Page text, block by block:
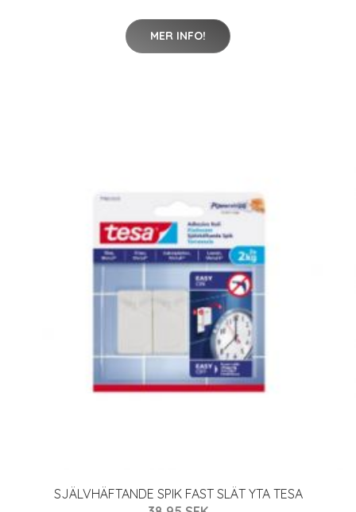
MER INFO!
SJÄLVHÄFTANDE SPIK FAST SLÄT YTA TESA